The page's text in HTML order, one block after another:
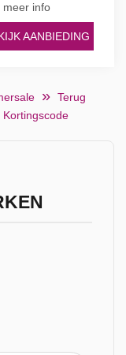
meer info
AANBIEDING
Terug
Kortingscode